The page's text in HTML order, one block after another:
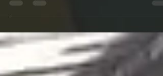
imagem abaixo para visualizar as fotos.